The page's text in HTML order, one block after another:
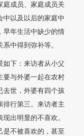
庭成员、家庭成员关
中以及以后的家庭中
早年生活中缺少的情
中得到弥补等。
如下：来访者从小父
要与外婆一起在农村
去世，外婆有四个孩
排行第三。来访者主
出明显的不喜欢。
是不被喜欢的，甚至